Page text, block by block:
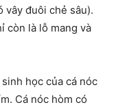
vây đuôi chẻ sâu).
còn là lỗ mang và
học của cá nóc
Cá nóc hòm có